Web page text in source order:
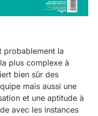
probablement la
plus complexe à
bien sûr des
mais aussi une
et une aptitude à
avec les instances